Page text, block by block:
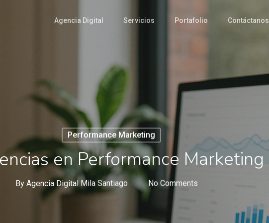
Agencia Digital Servicios Portafolio Contáctanos
Performance Marketing
en Performance Marketing
By Agencia Digital Mila Santiago No Comments